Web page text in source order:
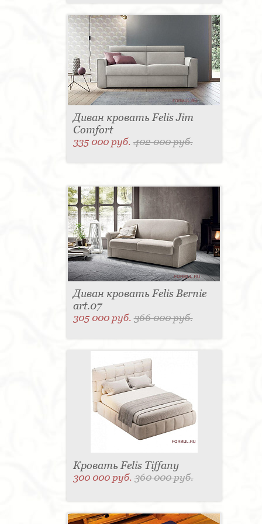
Диван кровать Felis Jim
Comfort
335 000 руб.402 000 руб.
Диван кровать Felis Bernie
art.07
305 000 руб.366 000 руб.
Кровать Felis Tiffany
300 000 руб.360 000 руб.